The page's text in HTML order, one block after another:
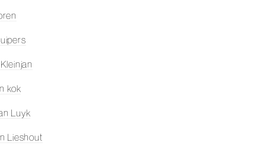
kok
Luyk
Lieshout